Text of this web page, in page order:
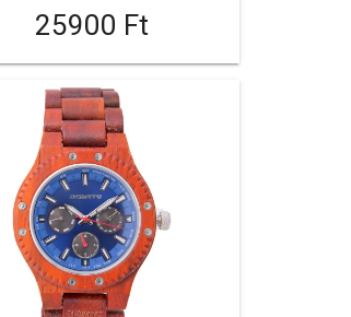
25900 Ft